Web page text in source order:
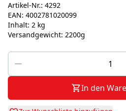
Artikel-Nr.: 4292
EAN: 4002781020099
Inhalt: 2 kg
Versandgewicht: 2200g
In den